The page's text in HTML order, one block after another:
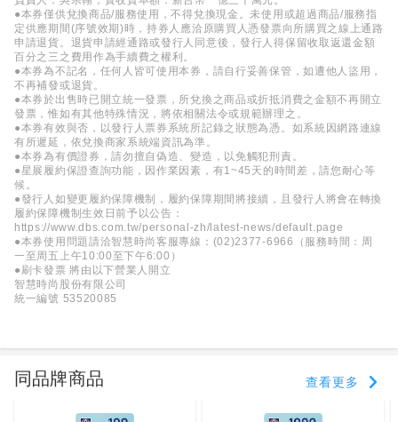
●本券僅供兌換商品/服務使用，不得兌換現金。未使用或超過商品/服務指
定供應期間(序號效期)時，持券人應洽原購買人憑發票向所購買之線上通路
申請退貨。退貨申請經通路或發行人同意後，發行人得保留收取返還金額
百分之三之費用作為手續費之權利。
●本券為不記名，任何人皆可使用本券，請自行妥善保管，如遭他人盜用，
不再補發或退貨。
●本券於出售時已開立統一發票，所兌換之商品或折抵消費之金額不再開立
發票，惟如有其他特殊情況，將依相關法令或規範辦理之。
●本券有效與否，以發行人票券系統所記錄之狀態為憑。如系統因網路連線
有所遲延，依兌換商家系統端資訊為準。
●本券為有價證券，請勿擅自偽造、變造，以免觸犯刑責。
●星展履約保證查詢功能，因作業因素，有1~45天的時間差，請您耐心等
候。
●發行人如變更履約保障機制，履約保障期間將接續，且發行人將會在轉換
履約保障機制生效日前予以公告：
https://www.dbs.com.tw/personal-zh/latest-news/default.page
●本券使用問題請洽智慧時尚客服專線：(02)2377-6966（服務時間：周
一至周五上午10:00至下午6:00）
●刷卡發票 將由以下營業人開立
智慧時尚股份有限公司
統一編號 53520085
同品牌商品 查看更多